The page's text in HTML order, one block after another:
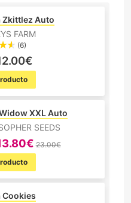
Zkittlez Auto
FARM
(6)
XXL Auto
SEEDS
23.00€